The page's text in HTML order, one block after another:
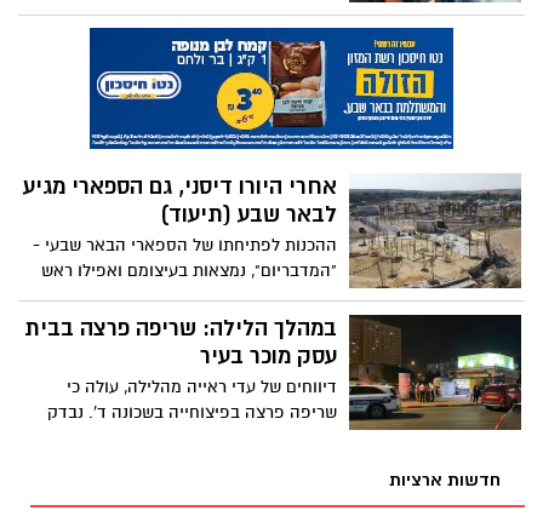
מנת לפגוש את אחיו שלומד שם. כעת,
בעקבות תקרית עם בעל מסעדה שלטענתו
סוחט אותו בעשרות אלפי דולרים - נמנעת
חזרתו לישראל: "מנסים להפליל אותנו, אני
רוצה לחזור לילדות שלי"
אחרי היורו דיסני, גם הספארי מגיע
לבאר שבע (תיעוד)
ההכנות לפתיחתו של הספארי הבאר שבעי -
"המדבריום", נמצאות בעיצומם ואפילו ראש
עיריית באר שבע מבטיח שמדובר במשהו
שטרם נראה באזור
במהלך הלילה: שריפה פרצה בבית
עסק מוכר בעיר
דיווחים של עדי ראייה מהלילה, עולה כי
שריפה פרצה בפיצוחייה בשכונה ד'. נבדק
חדשות ארציות